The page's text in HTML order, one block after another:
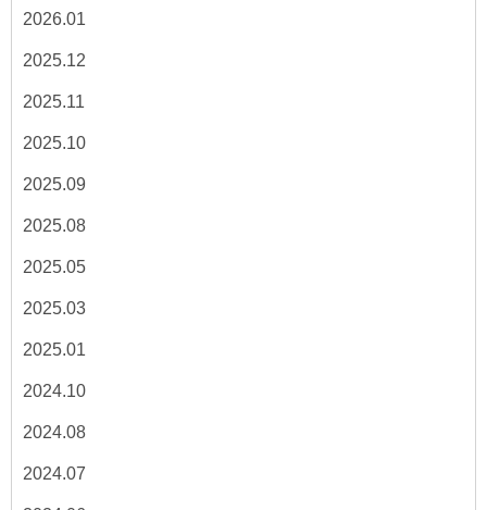
2026.01
2025.12
2025.11
2025.10
2025.09
2025.08
2025.05
2025.03
2025.01
2024.10
2024.08
2024.07